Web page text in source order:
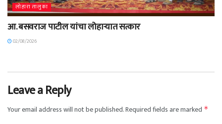
लोहारा तालुका
आ. बसवराज पाटील यांचा लोहाऱ्यात सत्कार
02/08/2026
Leave a Reply
Your email address will not be published.Required fields are marked *